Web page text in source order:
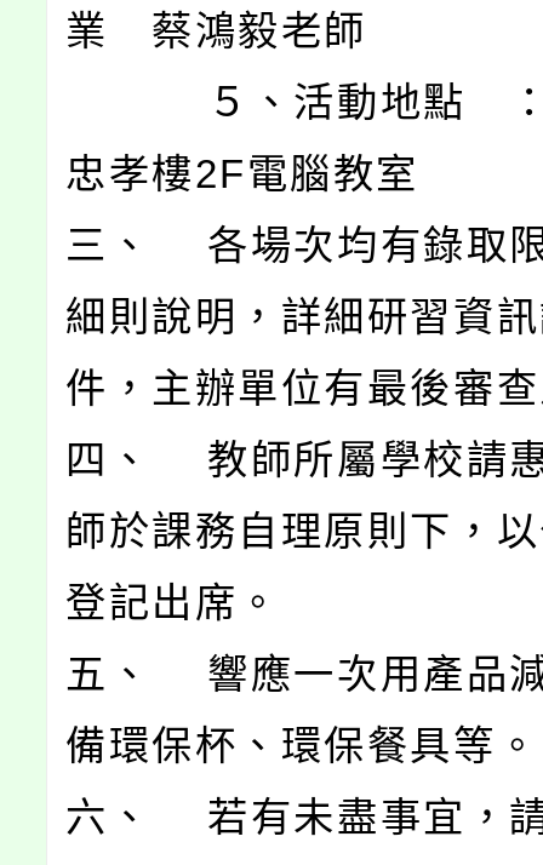
業 蔡鴻毅老師
５、活動地點 ：
忠孝樓2F電腦教室
三、 各場次均有錄取
細則說明，詳細研習資
件，主辦單位有最後審
四、 教師所屬學校請
師於課務自理原則下，
登記出席。
五、 響應一次用產品
備環保杯、環保餐具等。
六、 若有未盡事宜，